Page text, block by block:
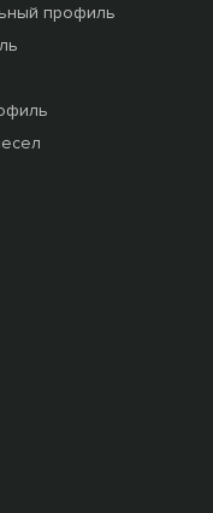
профиль